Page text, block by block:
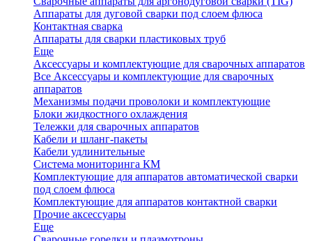
Аппараты для дуговой сварки под слоем флюса
Контактная сварка
Аппараты для сварки пластиковых труб
Еще
Аксессуары и комплектующие для сварочных аппаратов
Все Аксессуары и комплектующие для сварочных
аппаратов
Механизмы подачи проволоки и комплектующие
Блоки жидкостного охлаждения
Тележки для сварочных аппаратов
Кабели и шланг-пакеты
Кабели удлинительные
Система мониторинга КМ
Комплектующие для аппаратов автоматической сварки
под слоем флюса
Комплектующие для аппаратов контактной сварки
Прочие аксессуары
Еще